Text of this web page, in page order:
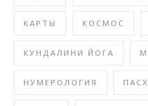
КАРТЫ КОСМОС
КУНДАЛИНИ ЙОГА
НУМЕРОЛОГИЯ